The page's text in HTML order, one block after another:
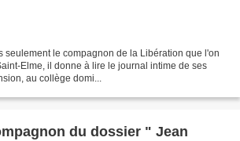
seulement le compagnon de la Libération que l'on
Elme, il donne à lire le journal intime de ses
au collège domi...
du dossier " Jean